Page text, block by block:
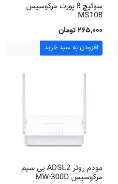
سوئیچ 8 پورت مرکوسیس
MS108
۲۶۵٬۰۰۰ تومان
افزودن به سبد خرید
مودم روتر ADSL2 بی‌ سیم
مرکوسیس MW-300D